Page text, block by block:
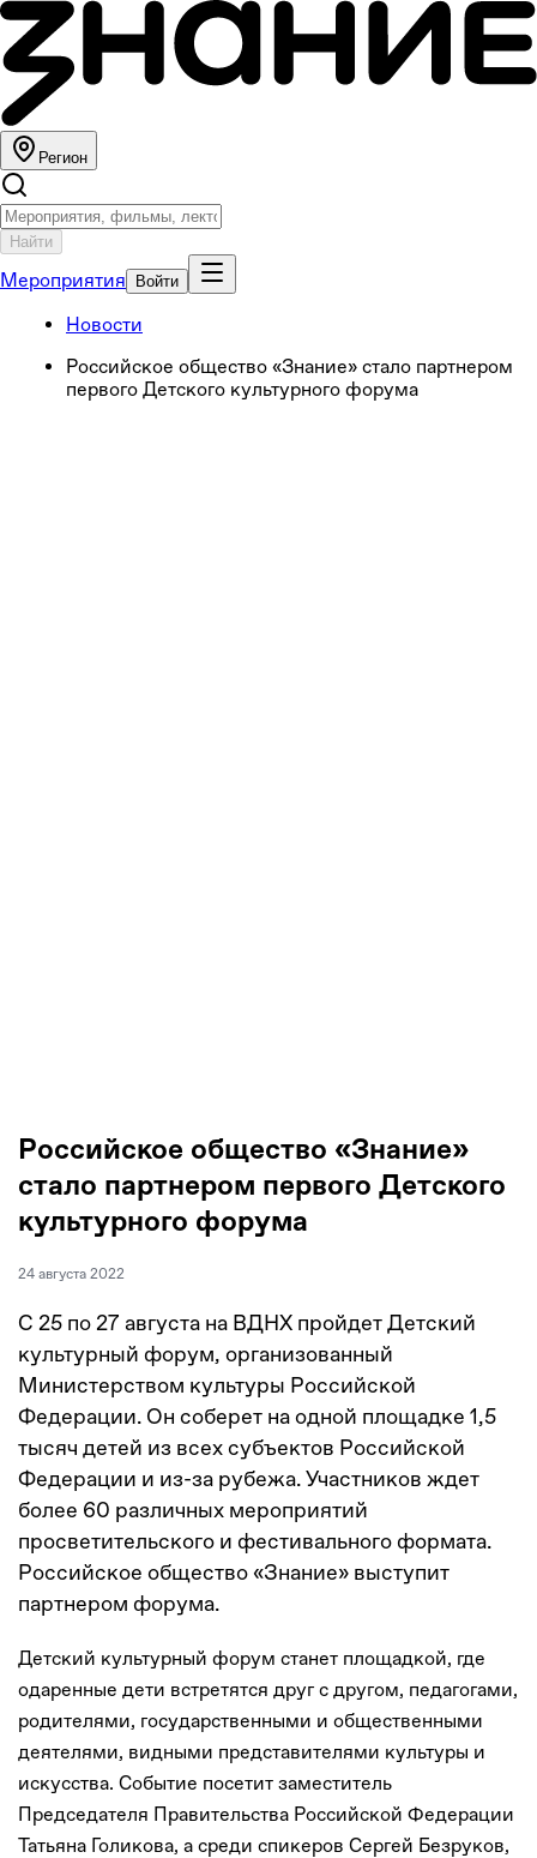
Регион
Найти
Мероприятия Войти
Новости
Российское общество «Знание» стало партнером
первого Детского культурного форума
Российское общество «Знание»
стало партнером первого Детского
культурного форума
24 августа 2022
С 25 по 27 августа на ВДНХ пройдет Детский
культурный форум, организованный
Министерством культуры Российской
Федерации. Он соберет на одной площадке 1,5
тысяч детей из всех субъектов Российской
Федерации и из-за рубежа. Участников ждет
более 60 различных мероприятий
просветительского и фестивального формата.
Российское общество «Знание» выступит
партнером форума.
Детский культурный форум станет площадкой, где
одаренные дети встретятся друг с другом, педагогами,
родителями, государственными и общественными
деятелями, видными представителями культуры и
искусства. Событие посетит заместитель
Председателя Правительства Российской Федерации
Татьяна Голикова, а среди спикеров Сергей Безруков,